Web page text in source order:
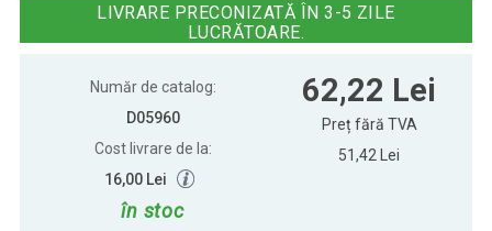
LIVRARE PRECONIZATĂ ÎN 3-5 ZILE
LUCRĂTOARE.
Număr de catalog:
D05960
Cost livrare de la:
16,00 Lei
în stoc
62,22 Lei
Preț fără TVA
51,42 Lei